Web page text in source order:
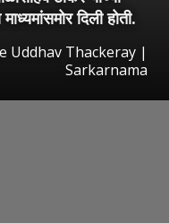
दिली होती.
Uddhav Thackeray |
Sarkarnama